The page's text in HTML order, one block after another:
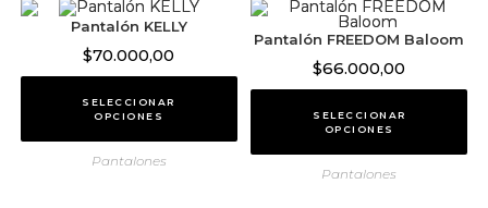
Pantalón KELLY
$70.000,00
SELECCIONAR
OPCIONES
Pantalones
Pantalón FREEDOM Baloom
$66.000,00
SELECCIONAR
OPCIONES
Pantalones